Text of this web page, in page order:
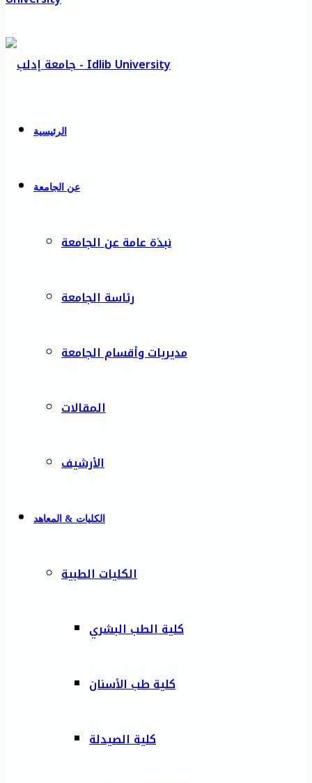
الرئيسية
عن الجامعة
نبذة عامة عن الجامعة
رئاسة الجامعة
مديريات وأقسام الجامعة
المقالات
الأرشيف
الكليات & المعاهد
الكليات الطبية
كلية الطب البشري
كلية طب الأسنان
كلية الصيدلة